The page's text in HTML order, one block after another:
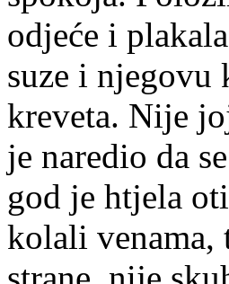
odjeće i
suze i njegovu
kreveta. Nije
je naredio da
god je htjela
kolali venama,